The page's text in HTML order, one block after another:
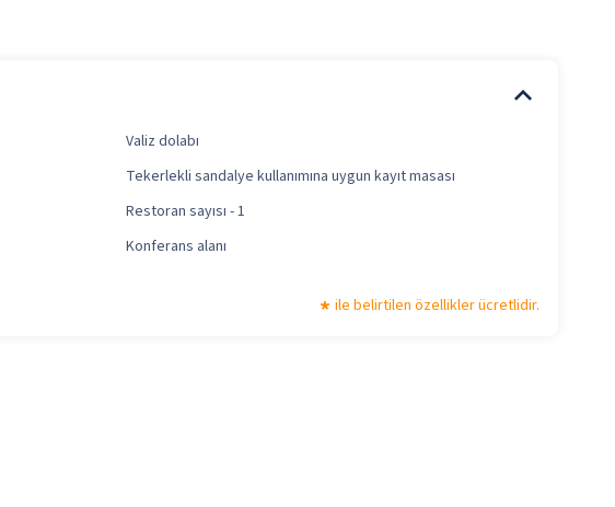
Valiz dolabı
Tekerlekli sandalye kullanımına uygun kayıt masası
Restoran sayısı - 1
Konferans alanı
ile belirtilen özellikler ücretlidir.